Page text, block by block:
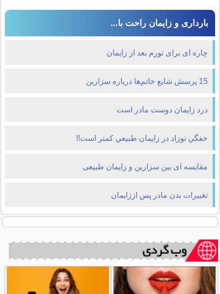
بارداری و زایمان راحت با...
چاره ای برای تورم بعد از زایمان
15 پرسش شايع خانم‌ها درباره سزارين
درد زايمان دوست مادر است
خفگي نوزاد در زايمان طبيعي کمتر است!!
مقایسه ای بین سزارین و زایمان طبیعی
تغييرات بدن مادر پس اززايمان